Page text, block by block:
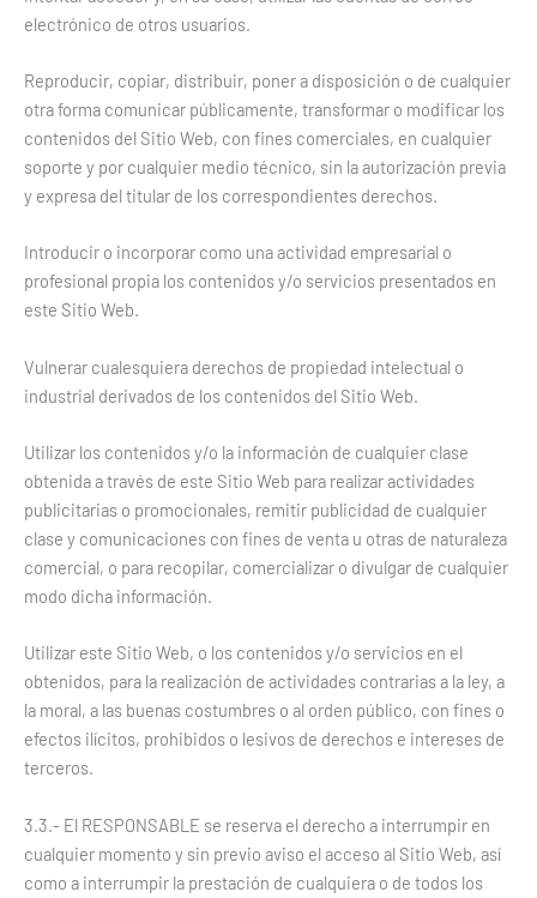
electrónico de otros usuarios.
Reproducir, copiar, distribuir, poner a disposición o de cualquier
otra forma comunicar públicamente, transformar o modificar los
contenidos del Sitio Web, con fines comerciales, en cualquier
soporte y por cualquier medio técnico, sin la autorización previa
y expresa del titular de los correspondientes derechos.
Introducir o incorporar como una actividad empresarial o
profesional propia los contenidos y/o servicios presentados en
este Sitio Web.
Vulnerar cualesquiera derechos de propiedad intelectual o
industrial derivados de los contenidos del Sitio Web.
Utilizar los contenidos y/o la información de cualquier clase
obtenida a través de este Sitio Web para realizar actividades
publicitarias o promocionales, remitir publicidad de cualquier
clase y comunicaciones con fines de venta u otras de naturaleza
comercial, o para recopilar, comercializar o divulgar de cualquier
modo dicha información.
Utilizar este Sitio Web, o los contenidos y/o servicios en el
obtenidos, para la realización de actividades contrarias a la ley, a
la moral, a las buenas costumbres o al orden público, con fines o
efectos ilícitos, prohibidos o lesivos de derechos e intereses de
terceros.
3.3.- El RESPONSABLE se reserva el derecho a interrumpir en
cualquier momento y sin previo aviso el acceso al Sitio Web, así
como a interrumpir la prestación de cualquiera o de todos los